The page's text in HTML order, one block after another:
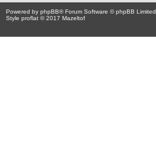
Powered by phpBB® Forum Software © phpBB Limited
Style proflat © 2017 Mazeltof